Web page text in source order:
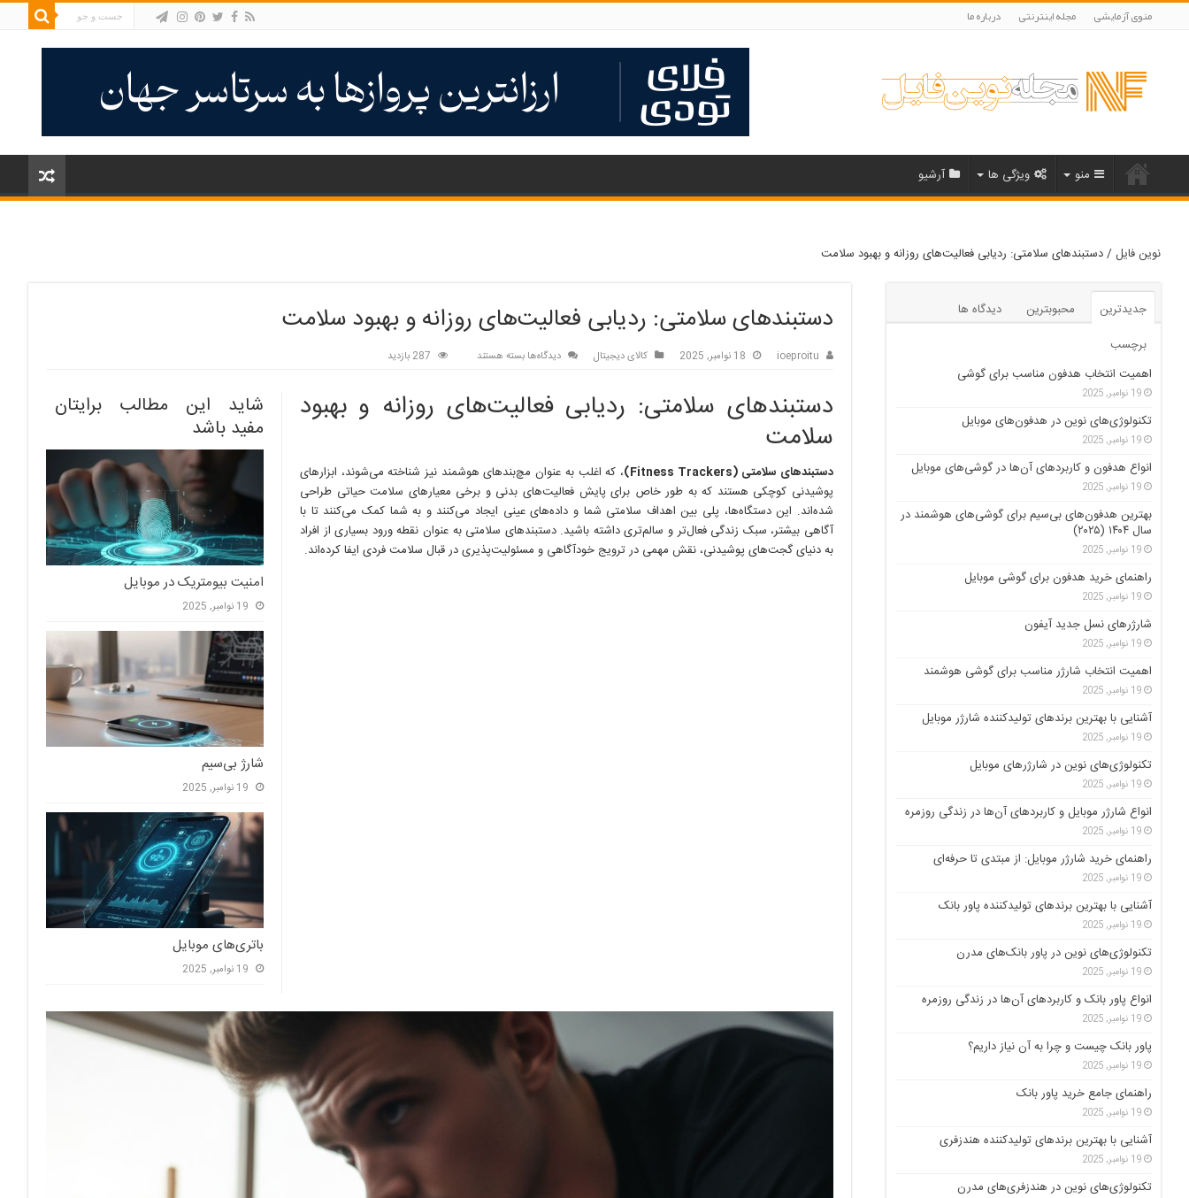
منوی آزمایشی مجله اینترنتی درباره ما
منو ویژگی ها آرشیو
نوین فایل/دستبندهای سلامتی: ردیابی فعالیت‌های روزانه و بهبود سلامت
دستبندهای سلامتی: ردیابی فعالیت‌های روزانه و بهبود سلامت
ioeproitu 18 نوامبر, 2025 کالای دیجیتال دیدگاه‌ها برای
ردیابی
فعالیت‌های
بهبود
سلامت
بسته هستند 287 بازدید
شاید این مطالب برایتان
مفید باشد
امنیت بیومتریک در موبایل
19 نوامبر, 2025
شارژ بی‌سیم
19 نوامبر, 2025
باتری‌های موبایل
19 نوامبر, 2025
دستبندهای سلامتی: ردیابی فعالیت‌های روزانه و بهبود
سلامت
دستبندهای سلامتی (Fitness Trackers)
، که اغلب به عنوان مچ‌بندهای هوشمند نیز شناخته می‌شوند، ابزارهای
پوشیدنی کوچکی هستند که به طور خاص برای پایش فعالیت‌های بدنی و برخی معیارهای سلامت حیاتی طراحی
شده‌اند. این دستگاه‌ها، پلی بین اهداف سلامتی شما و داده‌های عینی ایجاد می‌کنند و به شما کمک می‌کنند تا با
آگاهی بیشتر، سبک زندگی فعال‌تر و سالم‌تری داشته باشید. دستبندهای سلامتی به عنوان نقطه ورود بسیاری از افراد
به دنیای گجت‌های پوشیدنی، نقش مهمی در ترویج خودآگاهی و مسئولیت‌پذیری در قبال سلامت فردی ایفا کرده‌اند.
جدیدترین محبوبترین
دیدگاه ها
برچسب
اهمیت انتخاب هدفون مناسب برای گوشی
19 نوامبر, 2025
تکنولوژی‌های نوین در هدفون‌های موبایل
19 نوامبر, 2025
انواع هدفون و کاربردهای آن‌ها در گوشی‌های موبایل
19 نوامبر, 2025
بهترین هدفون‌های بی‌سیم برای گوشی‌های هوشمند در
سال ۱۴۰۴ (۲۰۲۵)
19 نوامبر, 2025
راهنمای خرید هدفون برای گوشی موبایل
19 نوامبر, 2025
شارژرهای نسل جدید آیفون
19 نوامبر, 2025
اهمیت انتخاب شارژر مناسب برای گوشی هوشمند
19 نوامبر, 2025
آشنایی با بهترین برندهای تولیدکننده شارژر موبایل
19 نوامبر, 2025
تکنولوژی‌های نوین در شارژرهای موبایل
19 نوامبر, 2025
انواع شارژر موبایل و کاربردهای آن‌ها در زندگی روزمره
19 نوامبر, 2025
راهنمای خرید شارژر موبایل: از مبتدی تا حرفه‌ای
19 نوامبر, 2025
آشنایی با بهترین برندهای تولیدکننده پاور بانک
19 نوامبر, 2025
تکنولوژی‌های نوین در پاور بانک‌های مدرن
19 نوامبر, 2025
انواع پاور بانک و کاربردهای آن‌ها در زندگی روزمره
19 نوامبر, 2025
پاور بانک چیست و چرا به آن نیاز داریم؟
19 نوامبر, 2025
راهنمای جامع خرید پاور بانک
19 نوامبر, 2025
آشنایی با بهترین برندهای تولیدکننده هندزفری
19 نوامبر, 2025
تکنولوژی‌های نوین در هندزفری‌های مدرن